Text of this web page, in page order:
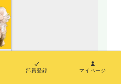
部員登録 マイページ